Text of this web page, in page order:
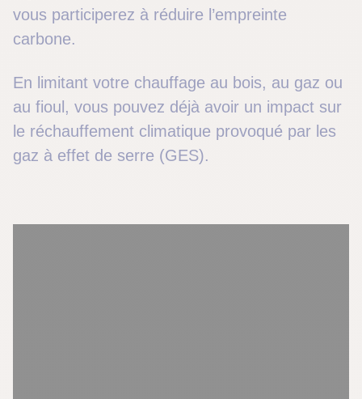
vous participerez à réduire l’empreinte
carbone.
En limitant votre chauffage au bois, au gaz ou
au fioul, vous pouvez déjà avoir un impact sur
le réchauffement climatique provoqué par les
gaz à effet de serre (GES).